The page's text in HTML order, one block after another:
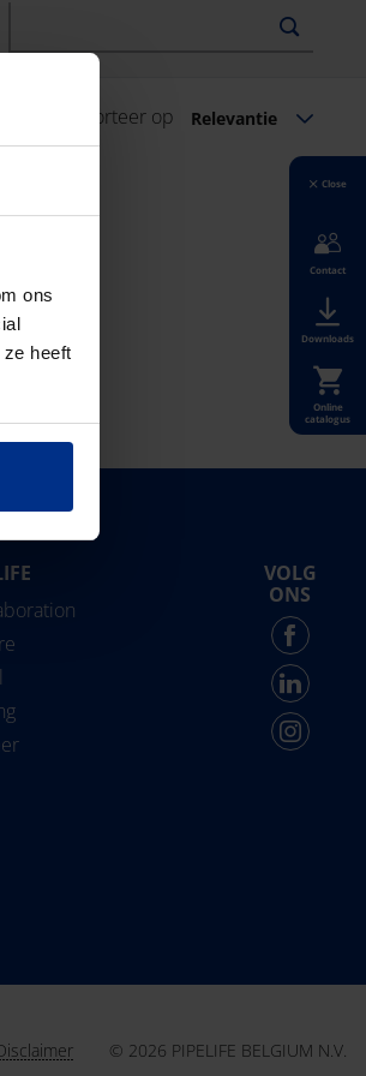
ons
heeft
Sorteer op Relevantie
Close
Contact
Downloads
Online
catalogus
VOLG
ONS
© 2026 PIPELIFE BELGIUM N.V.